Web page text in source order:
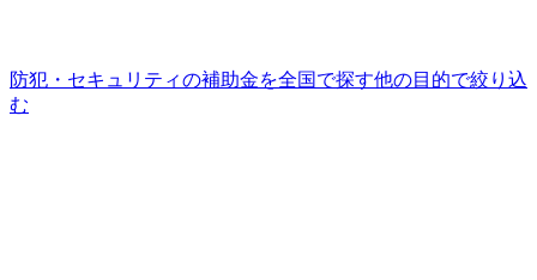
防犯・セキュリティの補助金を全国で探す他の目的で絞り込
む